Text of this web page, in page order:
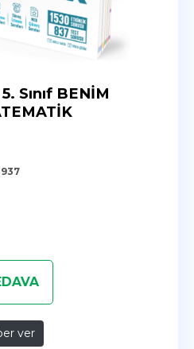
Sınıf BENİM
ver